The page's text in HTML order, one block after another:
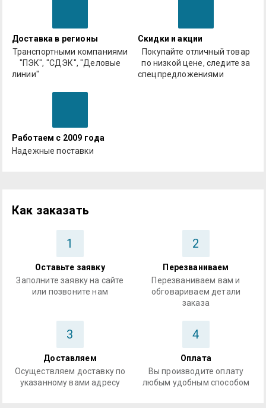
Доставка в регионы
Транспортными компаниями
"ПЭК", "СДЭК", "Деловые
линии"
Скидки и акции
Покупайте отличный товар
по низкой цене, следите за
спецпредложениями
Работаем с 2009 года
Надежные поставки
Как заказать
1
Оставьте заявку
Заполните заявку на сайте
или позвоните нам
2
Перезваниваем
Перезваниваем вам и
обговариваем детали
заказа
3
Доставляем
Осуществляем доставку по
указанному вами адресу
4
Оплата
Вы производите оплату
любым удобным способом